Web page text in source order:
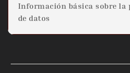
Información básica sobre la
de datos